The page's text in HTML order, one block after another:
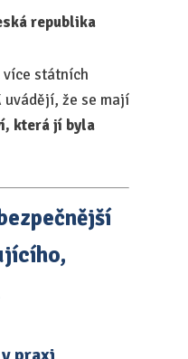
republika
více státních
uvádějí, že se mají
která jí byla